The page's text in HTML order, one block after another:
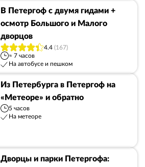
В Петергоф с двумя гидами +
осмотр Большого и Малого
дворцов
4.4 (167)
≈ 7 часов
На автобусе и пешком
Из Петербурга в Петергоф на
«Метеоре» и обратно
5 часов
На метеоре
Дворцы и парки Петергофа: